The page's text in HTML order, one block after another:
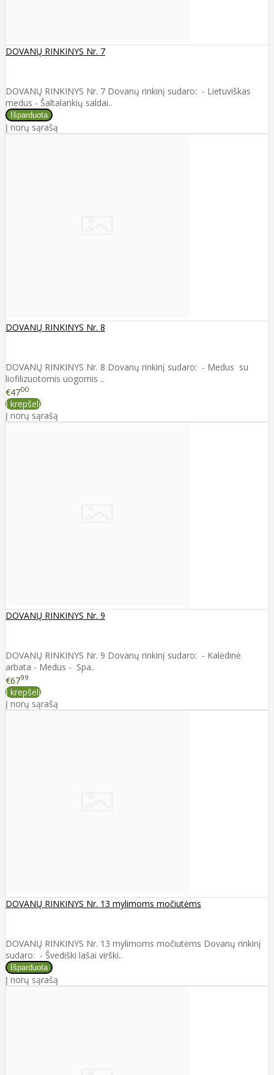
DOVANŲ RINKINYS Nr. 7
DOVANŲ RINKINYS Nr. 7 Dovanų rinkinį sudaro: - Lietuviškas
medus - Šaltalankių saldai..
Į norų sąrašą
DOVANŲ RINKINYS Nr. 8
DOVANŲ RINKINYS Nr. 8 Dovanų rinkinį sudaro: - Medus su
liofilizuotomis uogomis ..
€4700
Į krepšelį
Į norų sąrašą
DOVANŲ RINKINYS Nr. 9
DOVANŲ RINKINYS Nr. 9 Dovanų rinkinį sudaro: - Kalėdinė
arbata - Medus - Spa..
€6799
Į krepšelį
Į norų sąrašą
DOVANŲ RINKINYS Nr. 13 mylimoms močiutėms
DOVANŲ RINKINYS Nr. 13 mylimoms močiutėms Dovanų rinkinį
sudaro: - Švediški lašai virški..
Į norų sąrašą